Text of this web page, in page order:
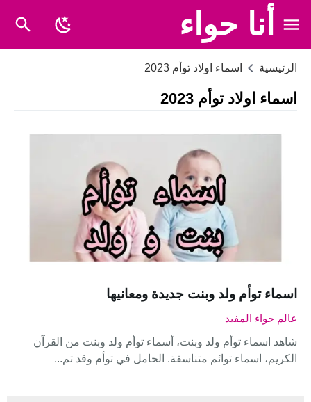
أنا حواء
الرئيسية اسماء اولاد توأم 2023
اسماء اولاد توأم 2023
اسماء توأم ولد وبنت جديدة ومعانيها
عالم حواء المفيد
شاهد اسماء توأم ولد وبنت، أسماء توأم ولد وبنت من القرآن
الكريم، اسماء توائم متناسقة. الحامل في توأم وقد تم...